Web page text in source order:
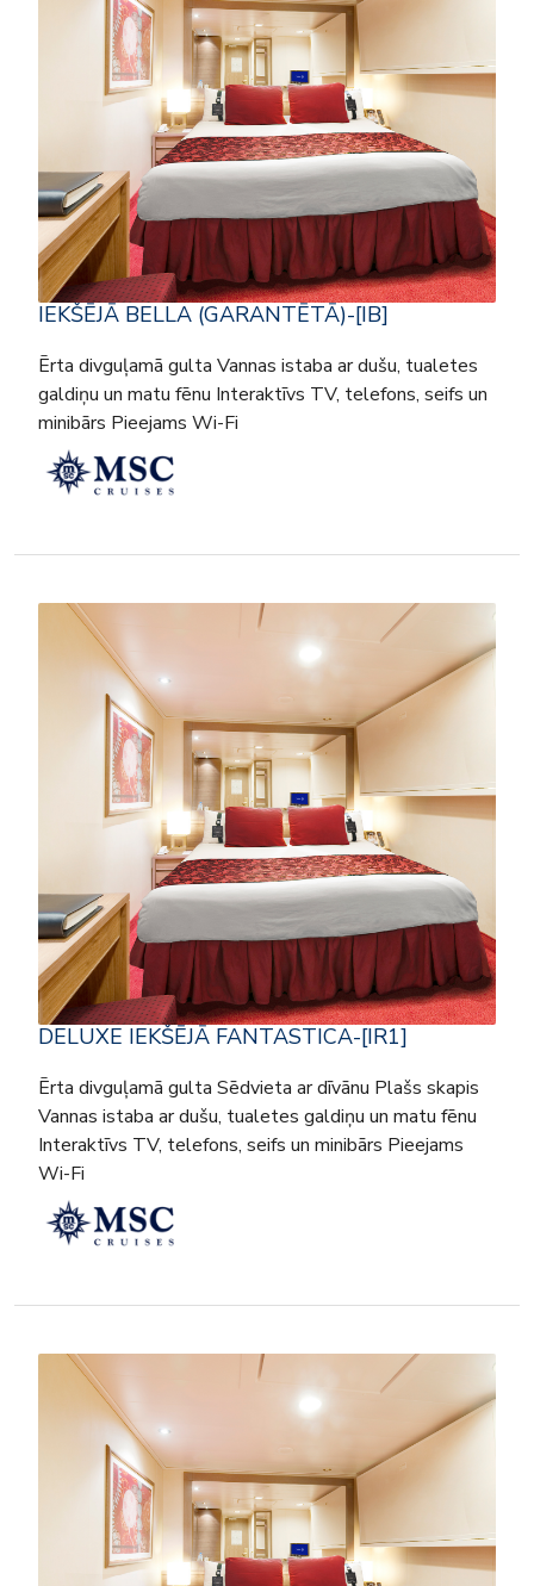
IEKŠĒJĀ BELLA (GARANTĒTĀ)-[IB]
Ērta divguļamā gulta Vannas istaba ar dušu, tualetes
galdiņu un matu fēnu Interaktīvs TV, telefons, seifs un
minibārs Pieejams Wi-Fi
DELUXE IEKŠĒJĀ FANTASTICA-[IR1]
Ērta divguļamā gulta Sēdvieta ar dīvānu Plašs skapis
Vannas istaba ar dušu, tualetes galdiņu un matu fēnu
Interaktīvs TV, telefons, seifs un minibārs Pieejams
Wi-Fi